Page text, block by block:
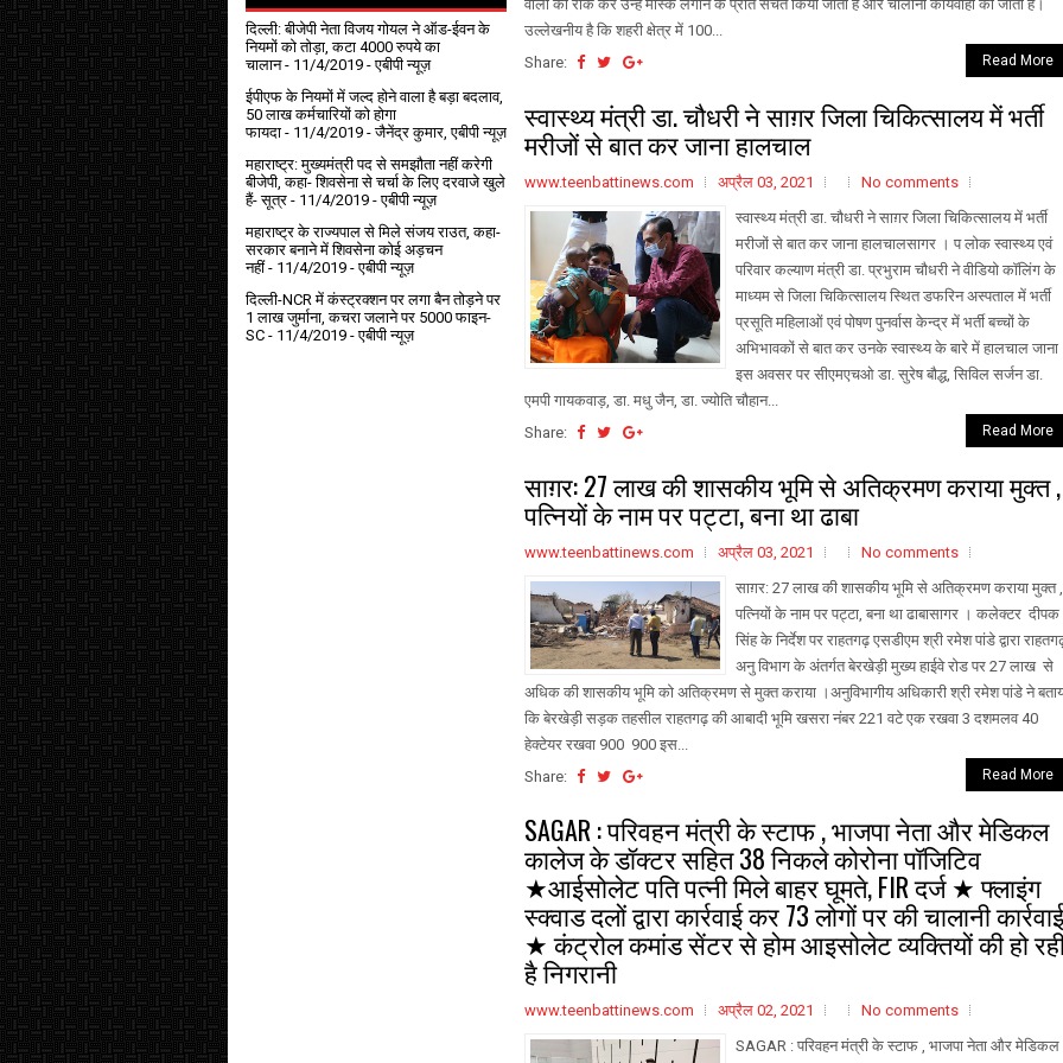
वालों को रोक कर उन्हें मास्क लगाने के प्रति सचेत किया जाता है और चालानी कार्यवाही की जाती है।
उल्लेखनीय है कि शहरी क्षेत्र में 100...
Share:
Read More
स्वास्थ्य मंत्री डा. चौधरी ने साग़र जिला चिकित्सालय में भर्ती
मरीजों से बात कर जाना हालचाल
www.teenbattinews.com अप्रैल 03, 2021
No comments
स्वास्थ्य मंत्री डा. चौधरी ने साग़र जिला चिकित्सालय में भर्ती
मरीजों से बात कर जाना हालचालसागर । प लोक स्वास्थ्य एवं
परिवार कल्याण मंत्री डा. प्रभुराम चौधरी ने वीडियो कॉलिंग के
माध्यम से जिला चिकित्सालय स्थित डफरिन अस्पताल में भर्ती
प्रसूति महिलाओं एवं पोषण पुनर्वास केन्द्र में भर्ती बच्चों के
अभिभावकों से बात कर उनके स्वास्थ्य के बारे में हालचाल
इस अवसर पर सीएमएचओ डा. सुरेष बौद्ध, सिविल सर्जन डा.
एमपी गायकवाड़, डा. मधु जैन, डा. ज्योति चौहान...
Share:
Read More
साग़र: 27 लाख की शासकीय भूमि से अतिक्रमण कराया मुक्त ,
पत्नियों के नाम पर पट्टा, बना था ढाबा
www.teenbattinews.com अप्रैल 03, 2021
No comments
साग़र: 27 लाख की शासकीय भूमि से अतिक्रमण कराया मुक्त ,
पत्नियों के नाम पर पट्टा, बना था ढाबासागर । कलेक्टर दीपक
सिंह के निर्देश पर राहतगढ़ एसडीएम श्री रमेश पांडे द्वारा
अनु विभाग के अंतर्गत बेरखेड़ी मुख्य हाईवे रोड पर 27 लाख से
अधिक की शासकीय भूमि को अतिक्रमण से मुक्त कराया ।अनुविभागीय अधिकारी श्री रमेश पांडे ने
कि बेरखेड़ी सड़क तहसील राहतगढ़ की आबादी भूमि खसरा नंबर 221 वटे एक रखवा 3 दशमलव 40
हेक्टेयर रखवा 900 900 इस...
Share:
Read More
SAGAR : परिवहन मंत्री के स्टाफ , भाजपा नेता और मेडिकल
कालेज के डॉक्टर सहित 38 निकले कोरोना पॉजिटिव
★आईसोलेट पति पत्नी मिले बाहर घूमते, FIR दर्ज ★ फ्लाइंग
स्क्वाड दलों द्वारा कार्रवाई कर 73 लोगों पर की चालानी कार्रवाई
★ कंट्रोल कमांड सेंटर से होम आइसोलेट व्यक्तियों की हो
है निगरानी
www.teenbattinews.com अप्रैल 02, 2021
No comments
SAGAR : परिवहन मंत्री के स्टाफ , भाजपा नेता और मेडिकल
दिल्ली: बीजेपी नेता विजय गोयल ने ऑड-ईवन के
नियमों को तोड़ा, कटा 4000 रुपये का
चालान- 11/4/2019 - एबीपी न्यूज़
ईपीएफ के नियमों में जल्द होने वाला है बड़ा बदलाव,
50 लाख कर्मचारियों को होगा
फायदा - 11/4/2019 - जैनेंद्र कुमार, एबीपी न्यूज़
महाराष्ट्र: मुख्यमंत्री पद से समझौता नहीं करेगी
बीजेपी, कहा- शिवसेना से चर्चा के लिए दरवाजे खुले
हैं- सूत्र - 11/4/2019 - एबीपी न्यूज़
महाराष्ट्र के राज्यपाल से मिले संजय राउत, कहा-
सरकार बनाने में शिवसेना कोई अड़चन
नहीं- 11/4/2019 - एबीपी न्यूज़
दिल्ली-NCR में कंस्ट्रक्शन पर लगा बैन तोड़ने पर
1 लाख जुर्माना, कचरा जलाने पर ₹5000 फाइन-
SC - 11/4/2019 - एबीपी न्यूज़